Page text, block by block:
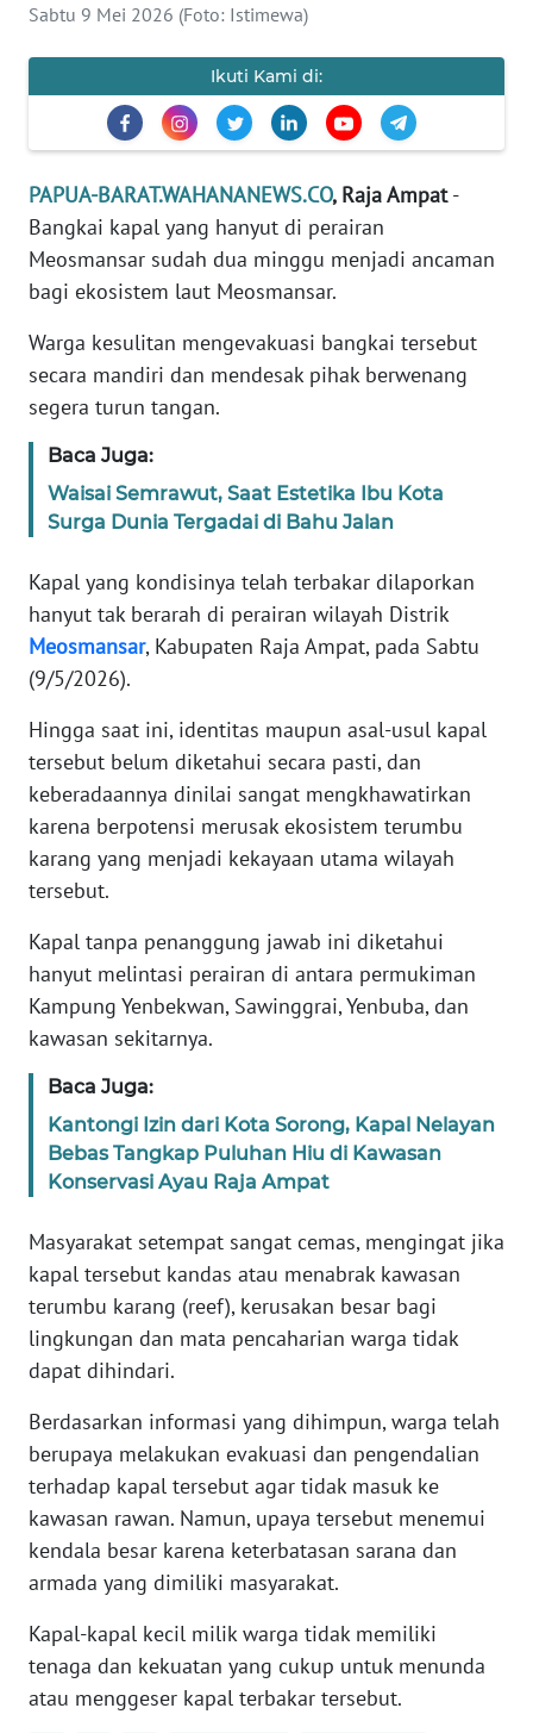
Sabtu 9 Mei 2026 (Foto: Istimewa)
Ikuti Kami di:
PAPUA-BARAT.WAHANANEWS.CO, Raja Ampat-
Bangkai kapal yang hanyut di perairan
Meosmansar sudah dua minggu menjadi ancaman
bagi ekosistem laut Meosmansar.
Warga kesulitan mengevakuasi bangkai tersebut
secara mandiri dan mendesak pihak berwenang
segera turun tangan.
Baca Juga:
Waisai Semrawut, Saat Estetika Ibu Kota
Surga Dunia Tergadai di Bahu Jalan
Kapal yang kondisinya telah terbakar dilaporkan
hanyut tak berarah di perairan wilayah Distrik
Meosmansar, Kabupaten Raja Ampat, pada Sabtu
(9/5/2026).
Hingga saat ini, identitas maupun asal-usul kapal
tersebut belum diketahui secara pasti, dan
keberadaannya dinilai sangat mengkhawatirkan
karena berpotensi merusak ekosistem terumbu
karang yang menjadi kekayaan utama wilayah
tersebut.
Kapal tanpa penanggung jawab ini diketahui
hanyut melintasi perairan di antara permukiman
Kampung Yenbekwan, Sawinggrai, Yenbuba, dan
kawasan sekitarnya.
Baca Juga:
Kantongi Izin dari Kota Sorong, Kapal Nelayan
Bebas Tangkap Puluhan Hiu di Kawasan
Konservasi Ayau Raja Ampat
Masyarakat setempat sangat cemas, mengingat jika
kapal tersebut kandas atau menabrak kawasan
terumbu karang (reef), kerusakan besar bagi
lingkungan dan mata pencaharian warga tidak
dapat dihindari.
Berdasarkan informasi yang dihimpun, warga telah
berupaya melakukan evakuasi dan pengendalian
terhadap kapal tersebut agar tidak masuk ke
kawasan rawan. Namun, upaya tersebut menemui
kendala besar karena keterbatasan sarana dan
armada yang dimiliki masyarakat.
Kapal-kapal kecil milik warga tidak memiliki
tenaga dan kekuatan yang cukup untuk menunda
atau menggeser kapal terbakar tersebut.
MEDIA
KARIR
DISCLAIMER
Wahana
News
Regional
SUMUT
WN
WN
JABAR
BANTEN
WN
WN
KEPRI
WN
PAPUA
PAPUA
WN
RIAU
WN
SERAMBI
WN
JAMBI
WN
SULTRA
WN
NTB
SULTENG
WN